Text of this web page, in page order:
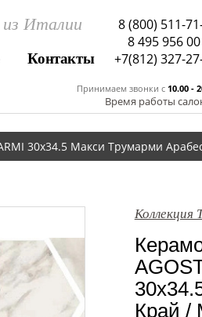
из Италии
Контакты
8 (800) 511-
8 495 956
Принимаем звонки c 10.00 -
Время работы
+7(812) 327-
30x34.5 Макси Трумарми
Коллекция
Край /